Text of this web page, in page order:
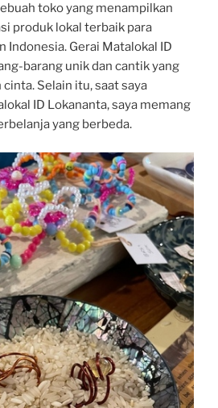
toko yang menampilkan
produk lokal terbaik para
Indonesia. Gerai Matalokal ID
barang unik dan cantik yang
Selain itu, saat saya
ID Lokananta, saya memang
yang berbeda.